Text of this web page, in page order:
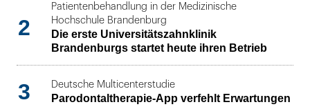
2
Patientenbehandlung in der Medizinische
Hochschule Brandenburg
Die erste Universitätszahnklinik
Brandenburgs startet heute ihren Betrieb
3 Deutsche Multicenterstudie
Parodontaltherapie-App verfehlt Erwartungen